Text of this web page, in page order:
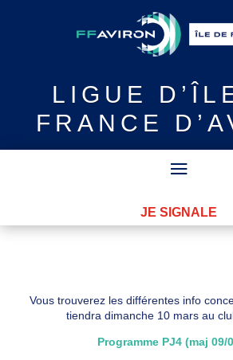
LIGUE
FRANCE
JE SIGNALE
Vous trouverez les différentes info
tiendra dimanche 10 mars au
Programme PJ4 (maj 09/